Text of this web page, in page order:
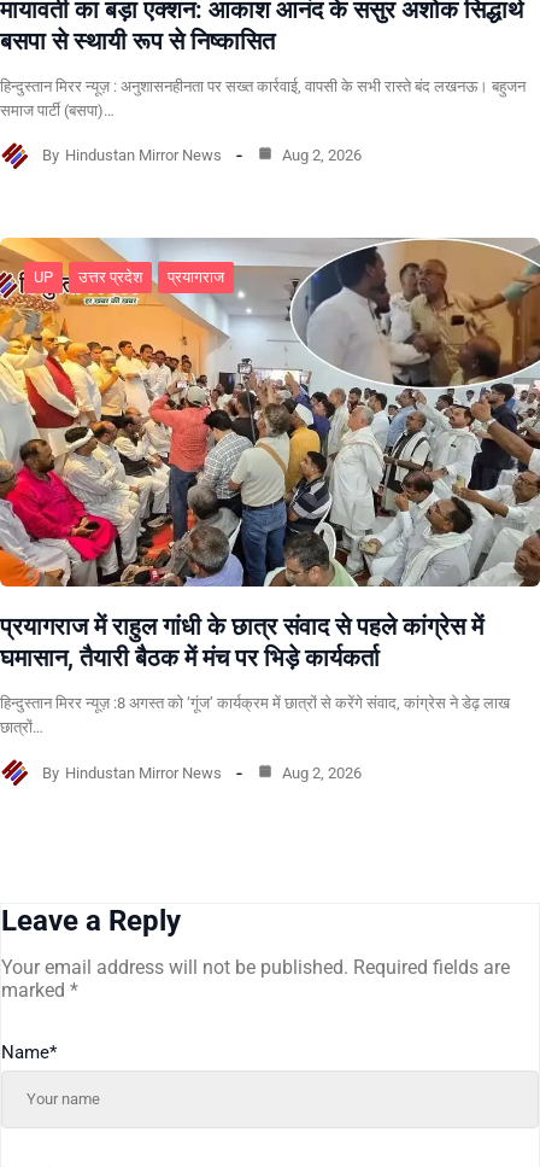
मायावती का बड़ा एक्शन: आकाश आनंद के ससुर अशोक सिद्धार्थ
बसपा से स्थायी रूप से निष्कासित
हिन्दुस्तान मिरर न्यूज़ : अनुशासनहीनता पर सख्त कार्रवाई, वापसी के सभी रास्ते बंद लखनऊ। बहुजन
समाज पार्टी (बसपा)…
By Hindustan Mirror News Aug 2, 2026
UP उत्तर प्रदेश प्रयागराज
प्रयागराज में राहुल गांधी के छात्र संवाद से पहले कांग्रेस में
घमासान, तैयारी बैठक में मंच पर भिड़े कार्यकर्ता
हिन्दुस्तान मिरर न्यूज़ :8 अगस्त को ‘गूंज’ कार्यक्रम में छात्रों से करेंगे संवाद, कांग्रेस ने डेढ़ लाख
छात्रों…
By Hindustan Mirror News Aug 2, 2026
Leave a Reply
Your email address will not be published. Required fields are
marked *
Name*